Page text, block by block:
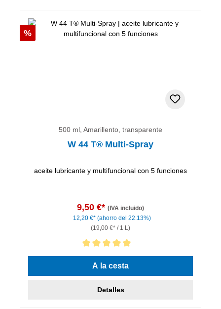
Descuento
%
500 ml, Amarillento, transparente
W 44 T® Multi-Spray
aceite lubricante y multifuncional con 5 funciones
9,50 €* (IVA incluido)
12,20 €* (ahorro del 22.13%)
(19,00 €* / 1 L)
Calificación promedio de 5 de 5 estrellas
A la cesta
Detalles